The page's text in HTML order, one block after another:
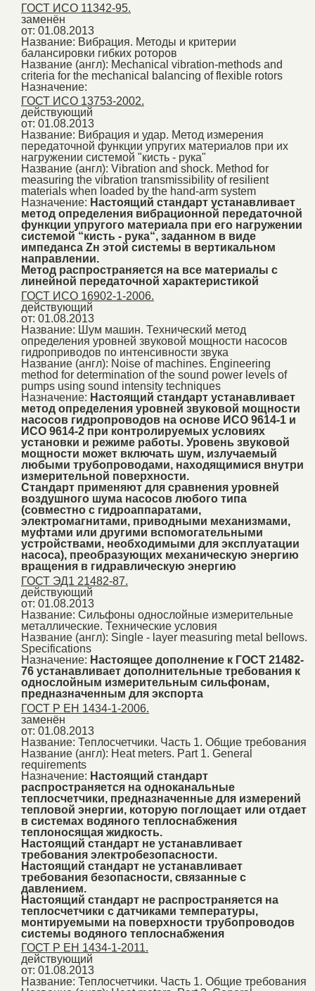
ГОСТ ИСО 11342-95.
заменён
от: 01.08.2013
Название: Вибрация. Методы и критерии
балансировки гибких роторов
Название (англ): Mechanical vibration-methods and
criteria for the mechanical balancing of flexible rotors
Назначение:
ГОСТ ИСО 13753-2002.
действующий
от: 01.08.2013
Название: Вибрация и удар. Метод измерения
передаточной функции упругих материалов при их
нагружении системой "кисть - рука"
Название (англ): Vibration and shock. Method for
measuring the vibration transmissibility of resilient
materials when loaded by the hand-arm system
Назначение: Настоящий стандарт устанавливает
метод определения вибрационной передаточной
функции упругого материала при его нагружении
системой “кисть - рука“, заданном в виде
импеданса Zн этой системы в вертикальном
направлении.
Метод распространяется на все материалы с
линейной передаточной характеристикой
ГОСТ ИСО 16902-1-2006.
действующий
от: 01.08.2013
Название: Шум машин. Технический метод
определения уровней звуковой мощности насосов
гидроприводов по интенсивности звука
Название (англ): Noise of machines. Engineering
method for determination of the sound power levels of
pumps using sound intensity techniques
Назначение: Настоящий стандарт устанавливает
метод определения уровней звуковой мощности
насосов гидропроводов на основе ИСО 9614-1 и
ИСО 9614-2 при контролируемых условиях
установки и режиме работы. Уровень звуковой
мощности может включать шум, излучаемый
любыми трубопроводами, находящимися внутри
измерительной поверхности.
Стандарт применяют для сравнения уровней
воздушного шума насосов любого типа
(совместно с гидроаппаратами,
электромагнитами, приводными механизмами,
муфтами или другими вспомогательными
устройствами, необходимыми для эксплуатации
насоса), преобразующих механическую энергию
вращения в гидравлическую энергию
ГОСТ ЭД1 21482-87.
действующий
от: 01.08.2013
Название: Сильфоны однослойные измерительные
металлические. Технические условия
Название (англ): Single - layer measuring metal bellows.
Specifications
Назначение: Настоящее дополнение к ГОСТ 21482-
76 устанавливает дополнительные требования к
однослойным измерительным сильфонам,
предназначенным для экспорта
ГОСТ Р ЕН 1434-1-2006.
заменён
от: 01.08.2013
Название: Теплосчетчики. Часть 1. Общие требования
Название (англ): Heat meters. Part 1. General
requirements
Назначение: Настоящий стандарт
распространяется на одноканальные
теплосчетчики, предназначенные для измерений
тепловой энергии, которую поглощает или отдает
в системах водяного теплоснабжения
теплоносящая жидкость.
Настоящий стандарт не устанавливает
требования электробезопасности.
Настоящий стандарт не устанавливает
требования безопасности, связанные с
давлением.
Настоящий стандарт не распространяется на
теплосчетчики с датчиками температуры,
монтируемыми на поверхности трубопроводов
системы водяного теплоснабжения
ГОСТ Р ЕН 1434-1-2011.
действующий
от: 01.08.2013
Название: Теплосчетчики. Часть 1. Общие требования